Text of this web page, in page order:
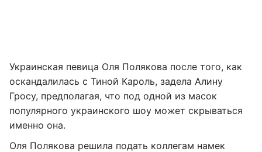
Украинская певица Оля Полякова после того, как
оскандалилась с Тиной Кароль, задела Алину
Гросу, предполагая, что под одной из масок
популярного украинского шоу может скрываться
именно она.
Оля Полякова решила подать коллегам намек